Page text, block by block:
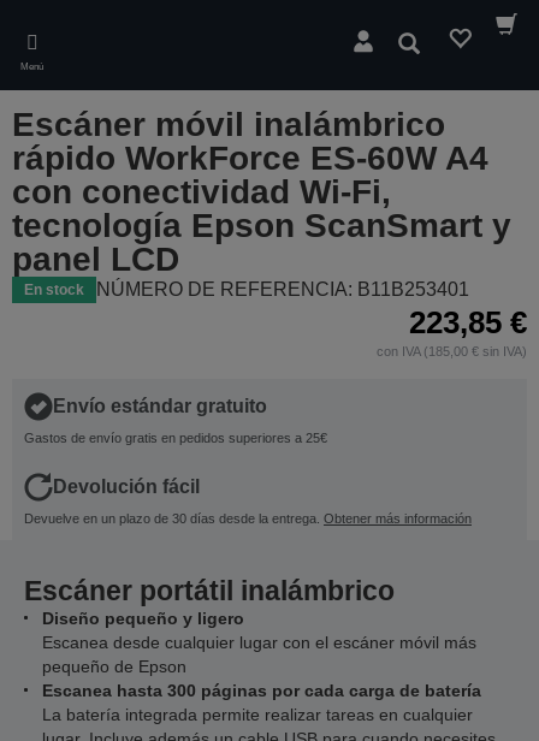
main
content
Menú
Buscar
Escáner móvil inalámbrico
rápido WorkForce ES-60W A4
con conectividad Wi-Fi,
tecnología Epson ScanSmart y
panel LCD
En stock NÚMERO DE REFERENCIA: B11B253401
223,85 €
con IVA (185,00 € sin IVA)
Envío estándar gratuito
Gastos de envío gratis en pedidos superiores a 25€
Devolución fácil
Devuelve en un plazo de 30 días desde la entrega. Obtener más información
Escáner portátil inalámbrico
Diseño pequeño y ligero
Escanea desde cualquier lugar con el escáner móvil más
pequeño de Epson
Escanea hasta 300 páginas por cada carga de batería
La batería integrada permite realizar tareas en cualquier